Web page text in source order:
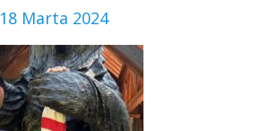
18 Marta 2024